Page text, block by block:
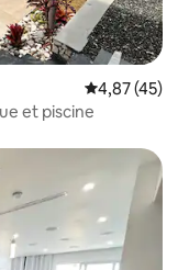
Évaluation
4,87 (45)
et piscine